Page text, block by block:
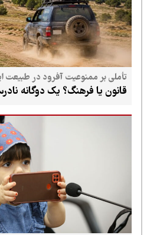
تأملی بر ممنوعیت آفرود در طبیعت ایران
قانون یا فرهنگ؟ یک دوگانه نادرست